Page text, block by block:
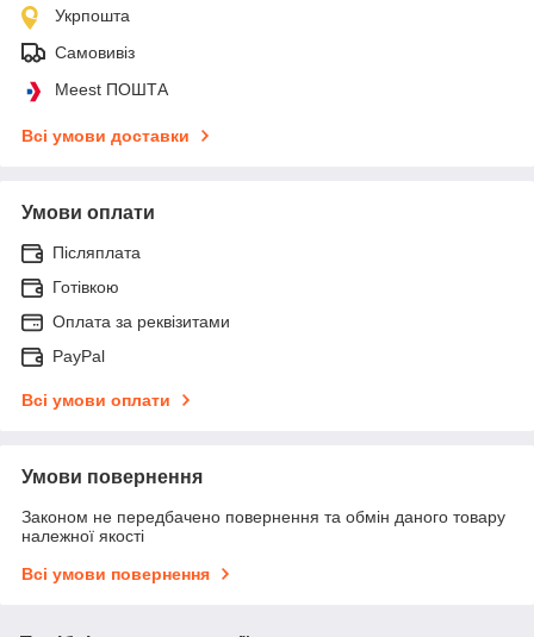
Укрпошта
Самовивіз
Meest ПОШТА
Всі умови доставки
Умови оплати
Післяплата
Готівкою
Оплата за реквізитами
PayPal
Всі умови оплати
Умови повернення
Законом не передбачено повернення та обмін даного товару
належної якості
Всі умови повернення